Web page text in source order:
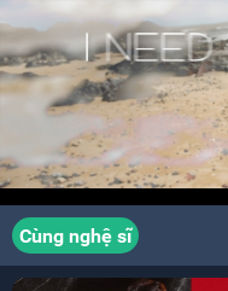
Cùng nghệ sĩ